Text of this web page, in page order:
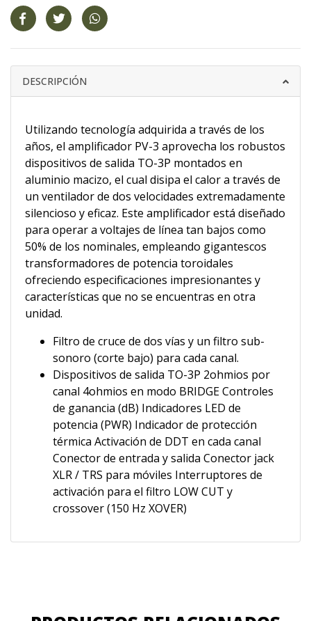
DESCRIPCIÓN
Utilizando tecnología adquirida a través de los
años, el amplificador PV-3 aprovecha los robustos
dispositivos de salida TO-3P montados en
aluminio macizo, el cual disipa el calor a través de
un ventilador de dos velocidades extremadamente
silencioso y eficaz. Este amplificador está diseñado
para operar a voltajes de línea tan bajos como
50% de los nominales, empleando gigantescos
transformadores de potencia toroidales
ofreciendo especificaciones impresionantes y
características que no se encuentras en otra
unidad.
Filtro de cruce de dos vías y un filtro sub-
sonoro (corte bajo) para cada canal.
Dispositivos de salida TO-3P 2ohmios por
canal 4ohmios en modo BRIDGE Controles
de ganancia (dB) Indicadores LED de
potencia (PWR) Indicador de protección
térmica Activación de DDT en cada canal
Conector de entrada y salida Conector jack
XLR / TRS para móviles Interruptores de
activación para el filtro LOW CUT y
crossover (150 Hz XOVER)